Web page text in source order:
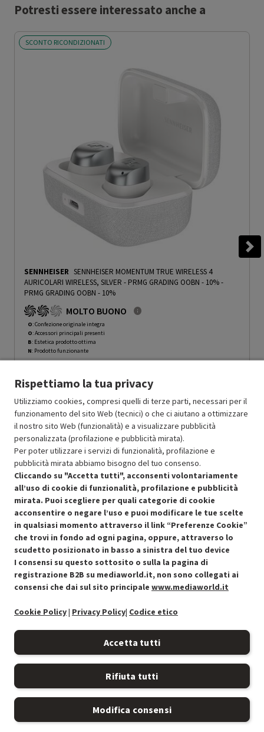
Potresti essere interessato anche a
SCONTO RICONDIZIONATI
SENNHEISER SENNHEISER MOMENTUM TRUE WIRELESS 4
AURICOLARI WIRELESS, SILVER - PRMG GRADING OOBN - 10%-
PRMG GRADING OOBN - 10%
MOLTO BUONO
O: Confezione originale integra
O: Accessori principali presenti
B: Estetica prodotto ottima
N: Prodotto funzionante
Ricondizionato Prezzo ridotto da
152.99 a-30%
In Promozione 107.09
Aggiungi al carrello
SCONTO RICONDIZIONATI
Approfitta dello sconto del 30% sul prodotto ricondizionato.
Condizioni generali di vendita Recedere dal contratto qui
Rispettiamo la tua privacy
Utilizziamo cookies, compresi quelli di terze parti, necessari per il
funzionamento del sito Web (tecnici) o che ci aiutano a ottimizzare
il nostro sito Web (funzionalità) e a visualizzare pubblicità
personalizzata (profilazione e pubblicità mirata).
Per poter utilizzare i servizi di funzionalità, profilazione e
pubblicità mirata abbiamo bisogno del tuo consenso.
Cliccando su "Accetta tutti", acconsenti volontariamente
all’uso di cookie di funzionalità, profilazione e pubblicità
mirata. Puoi scegliere per quali categorie di cookie
acconsentire o negare l’uso e puoi modificare le tue scelte
in qualsiasi momento attraverso il link “Preferenze Cookie”
che trovi in fondo ad ogni pagina, oppure, attraverso lo
scudetto posizionato in basso a sinistra del tuo device
I consensi su questo sottosito o sulla la pagina di
registrazione B2B su mediaworld.it, non sono collegati ai
consensi che dai sul sito principale www.mediaworld.it
Cookie Policy| Privacy Policy| Codice etico
Accetta tutti
Rifiuta tutti
Modifica consensi